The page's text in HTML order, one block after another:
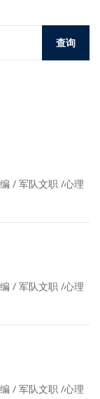
/ 军队文职 /心理
/ 军队文职 /心理
/ 军队文职 /心理